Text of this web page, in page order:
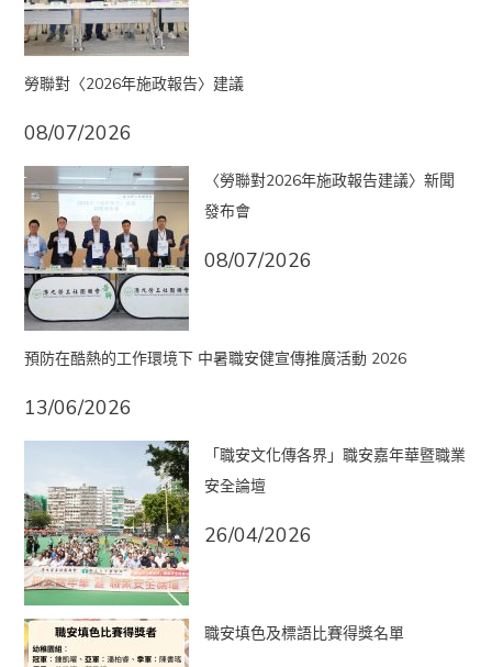
勞聯對〈2026年施政報告〉建議
08/07/2026
〈勞聯對2026年施政報告建議〉新聞
發布會
08/07/2026
預防在酷熱的工作環境下 中暑職安健宣傳推廣活動 2026
13/06/2026
「職安文化傳各界」職安嘉年華暨職業
安全論壇
26/04/2026
職安填色及標語比賽得獎名單